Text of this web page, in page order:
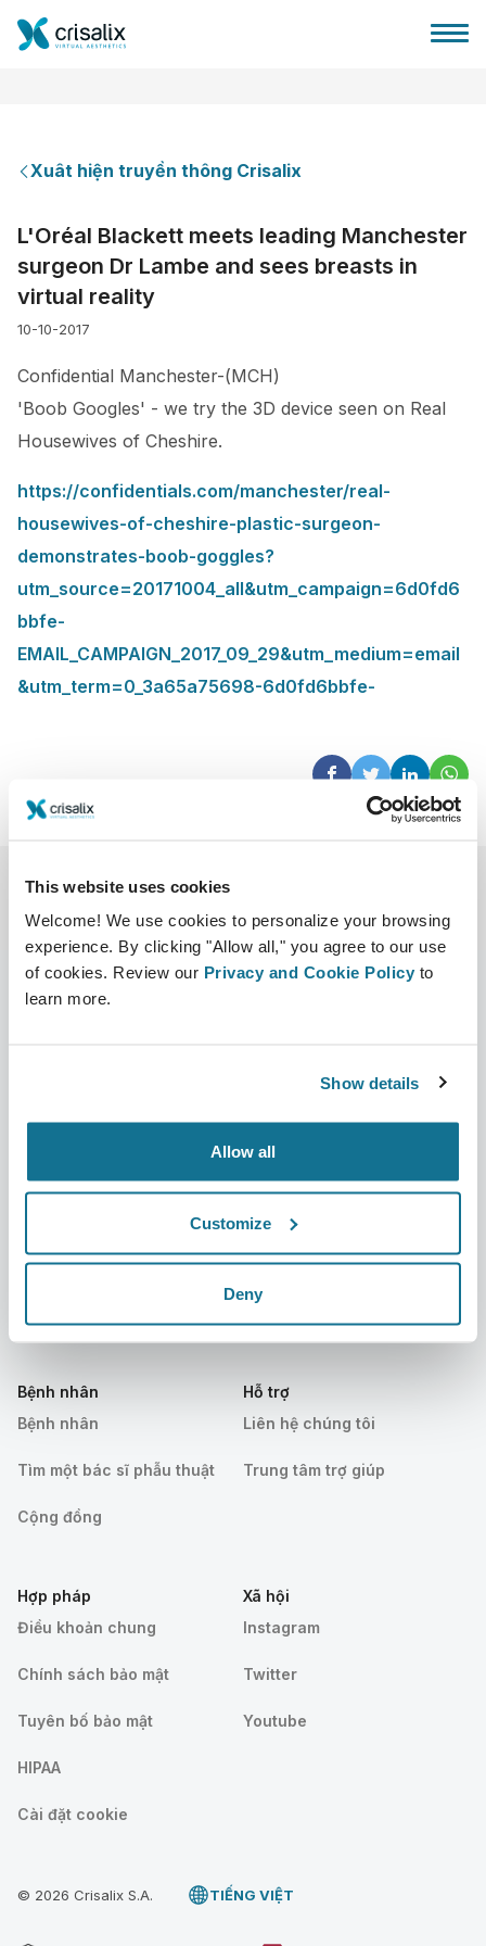
This website uses cookies
Welcome! We use cookies to personalize your browsing
experience. By clicking "Allow all," you agree to our use
of cookies. Review our Privacy and Cookie Policy to
learn more.
Show details
Allow all
Customize
Deny
Nền tảng kinh doanh 3D
Đánh giá của bệnh nhân
Xuât hiện truyền thông Crisalix
L'Oréal Blackett meets leading Manchester
surgeon Dr Lambe and sees breasts in
virtual reality
10-10-2017
Confidential Manchester-(MCH)
'Boob Googles' - we try the 3D device seen on Real
Housewives of Cheshire.
https://confidentials.com/manchester/real-
housewives-of-cheshire-plastic-surgeon-
demonstrates-boob-goggles?
utm_source=20171004_all&utm_campaign=6d0fd6
bbfe-
EMAIL_CAMPAIGN_2017_09_29&utm_medium=email
&utm_term=0_3a65a75698-6d0fd6bbfe-
Tuyển dụng
Sự kiện
Bác sĩ phẫu thuật
Quản lý 3D
thuật
Customer Stories
Bệnh nhân
Bệnh nhân
Tìm một bác sĩ phẫu thuật
Cộng đồng
Hỗ trợ
Liên hệ chúng tôi
Trung tâm trợ giúp
Hợp pháp
Điều khoản chung
Chính sách bảo mật
Tuyên bố bảo mật
HIPAA
Cài đặt cookie
Xã hội
Instagram
Twitter
Youtube
© 2026 Crisalix S.A. TIẾNG VIỆT